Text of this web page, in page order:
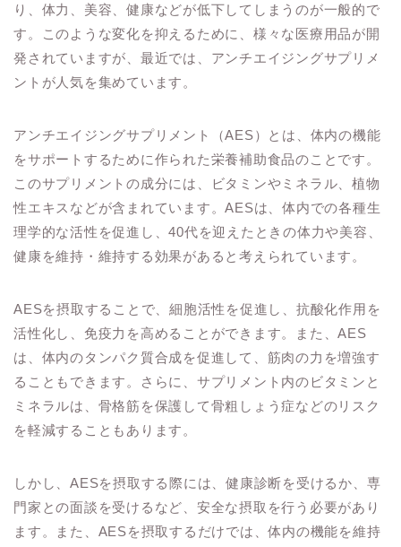
り、体力、美容、健康などが低下してしまうのが一般的で
す。このような変化を抑えるために、様々な医療用品が開
発されていますが、最近では、アンチエイジングサプリメ
ントが人気を集めています。
アンチエイジングサプリメント（AES）とは、体内の機能
をサポートするために作られた栄養補助食品のことです。
このサプリメントの成分には、ビタミンやミネラル、植物
性エキスなどが含まれています。AESは、体内での各種生
理学的な活性を促進し、40代を迎えたときの体力や美容、
健康を維持・維持する効果があると考えられています。
AESを摂取することで、細胞活性を促進し、抗酸化作用を
活性化し、免疫力を高めることができます。また、AES
は、体内のタンパク質合成を促進して、筋肉の力を増強す
ることもできます。さらに、サプリメント内のビタミンと
ミネラルは、骨格筋を保護して骨粗しょう症などのリスク
を軽減することもあります。
しかし、AESを摂取する際には、健康診断を受けるか、専
門家との面談を受けるなど、安全な摂取を行う必要があり
ます。また、AESを摂取するだけでは、体内の機能を維持